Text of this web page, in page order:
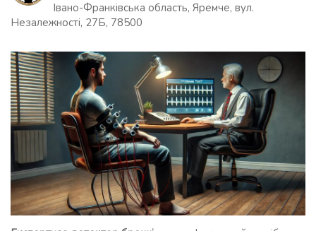
Івано-Франківська область, Яремче, вул.
Незалежності, 27Б, 78500